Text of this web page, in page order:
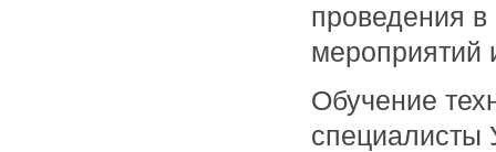
проведения
мероприятий
Обучение
специалисты